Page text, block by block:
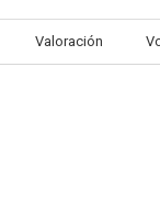
Valoración